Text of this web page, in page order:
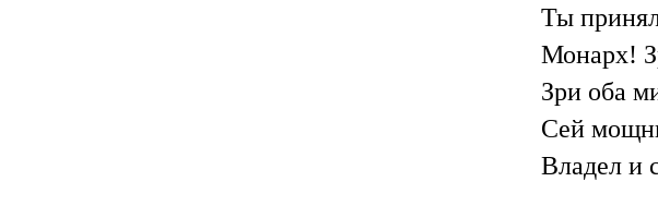
Ты
Монарх!
Зри оба
Сей
Владел и